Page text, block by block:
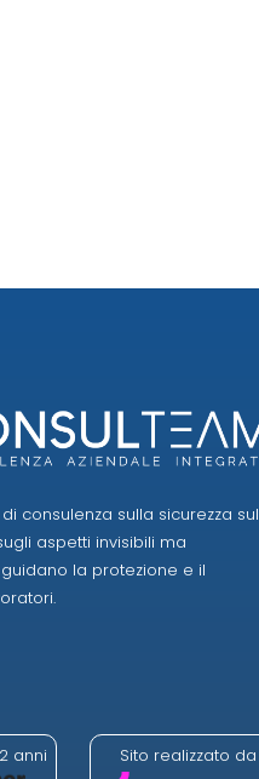
consulenza sulla sicurezza sul
aspetti invisibili ma
la protezione e il
anni Sito realizzato da